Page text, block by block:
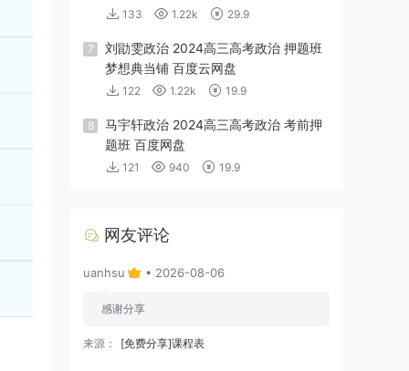
133 1.22k 29.9
7
刘勖雯政治 2024高三高考政治 押题班
梦想典当铺 百度云网盘
122 1.22k 19.9
8
马宇轩政治 2024高三高考政治 考前押
题班 百度网盘
121 940 19.9
网友评论
uanhsu • 2026-08-06
感谢分享
来源： [免费分享]课程表